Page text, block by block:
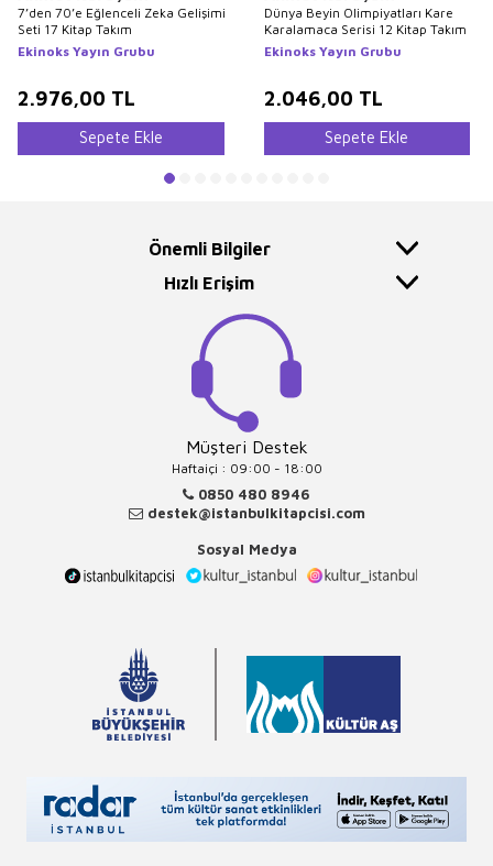
7’den 70’e Eğlenceli Zeka Gelişimi
Seti 17 Kitap Takım
Ekinoks Yayın Grubu
2.976,00 TL
Sepete Ekle
Dünya Beyin Olimpiyatları Kare
Karalamaca Serisi 12 Kitap Takım
Ekinoks Yayın Grubu
2.046,00 TL
Sepete Ekle
Önemli Bilgiler
Hızlı Erişim
Müşteri Destek
Haftaiçi : 09:00 - 18:00
0850 480 8946
destek@istanbulkitapcisi.com
Sosyal Medya